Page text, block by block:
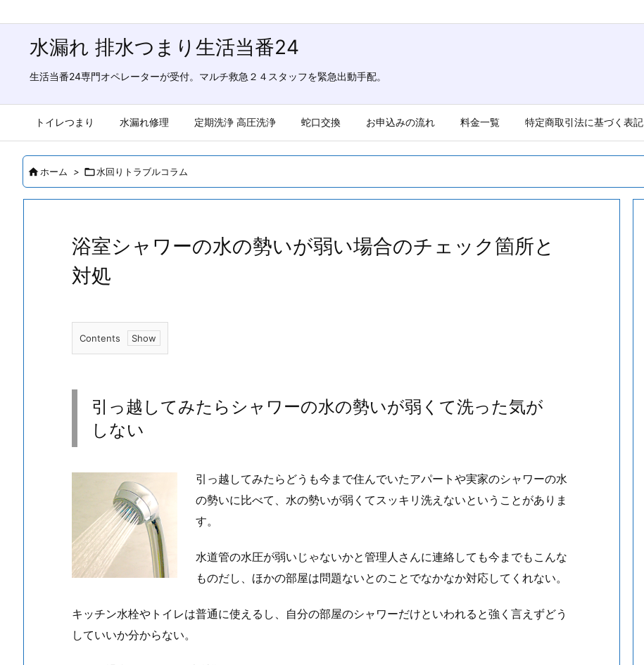
水漏れ 排水つまり生活当番24
生活当番24専門オペレーターが受付。マルチ救急２４スタッフを緊急出動手配。
トイレつまり 水漏れ修理 定期洗浄 高圧洗浄 蛇口交換 お申込みの流れ 料金一覧 特定商取引法に基づく表記
ホーム > 水回りトラブルコラム
浴室シャワーの水の勢いが弱い場合のチェック箇所と
対処
Contents
1.
越
し
シ
ャ
ワ
ー
水
の
引っ越してみたらシャワーの水の勢いが弱くて洗った気が
しない
引っ越してみたらどうも今まで住んでいたアパートや実家のシャワーの水
の勢いに比べて、水の勢いが弱くてスッキリ洗えないということがありま
す。
水道管の水圧が弱いじゃないかと管理人さんに連絡しても今までもこんな
ものだし、ほかの部屋は問題ないとのことでなかなか対応してくれない。
キッチン水栓やトイレは普通に使えるし、自分の部屋のシャワーだけといわれると強く言えずどう
していいか分からない。